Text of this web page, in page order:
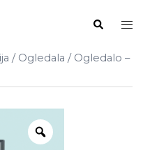
Search
/ Ogledala / Ogledalo –